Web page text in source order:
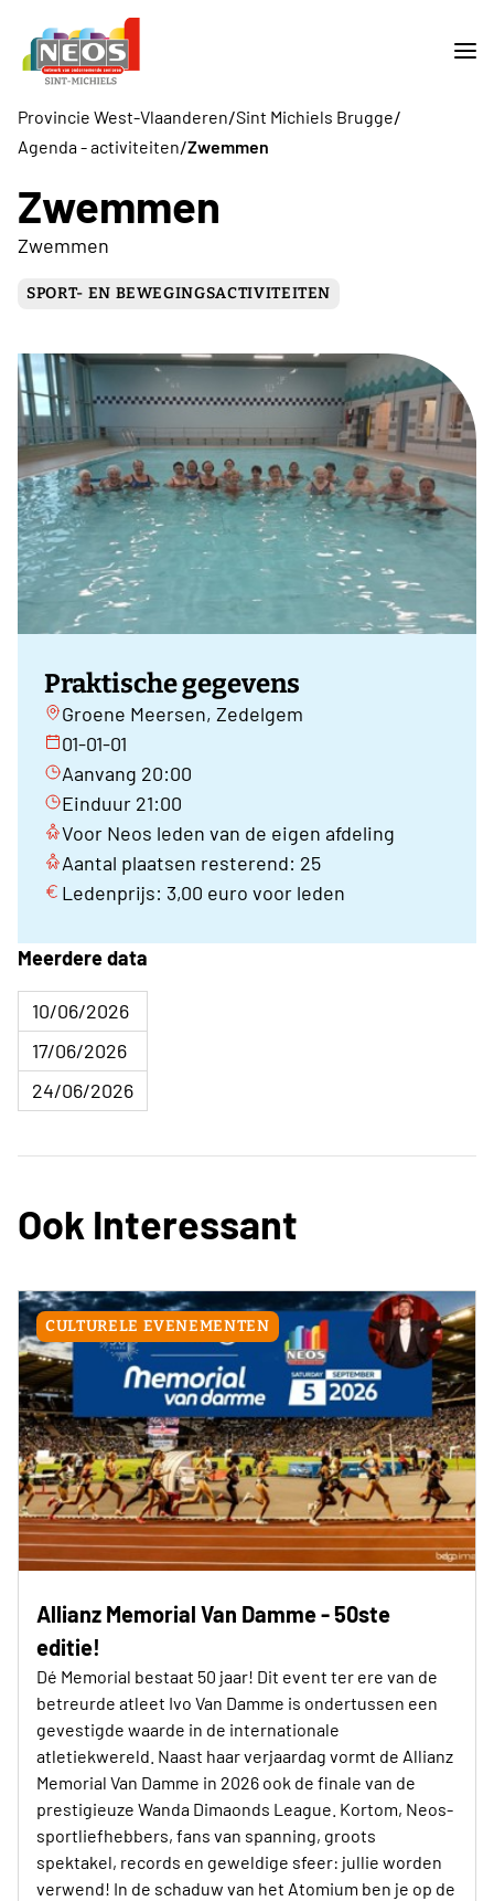
Provincie West-Vlaanderen/Sint Michiels Brugge/
Agenda - activiteiten/Zwemmen
Zwemmen
Zwemmen
SPORT- EN BEWEGINGSACTIVITEITEN
Praktische gegevens
Groene Meersen, Zedelgem
01-01-01
Aanvang 20:00
Einduur 21:00
Voor Neos leden van de eigen afdeling
Aantal plaatsen resterend: 25
Ledenprijs: 3,00 euro voor leden
Meerdere data
10/06/2026
17/06/2026
24/06/2026
Ook Interessant
CULTURELE EVENEMENTEN
Allianz Memorial Van Damme - 50ste
editie!
Dé Memorial bestaat 50 jaar! Dit event ter ere van de
betreurde atleet Ivo Van Damme is ondertussen een
gevestigde waarde in de internationale
atletiekwereld. Naast haar verjaardag vormt de Allianz
Memorial Van Damme in 2026 ook de finale van de
prestigieuze Wanda Dimaonds League. Kortom, Neos-
sportliefhebbers, fans van spanning, groots
spektakel, records en geweldige sfeer: jullie worden
verwend! In de schaduw van het Atomium ben je op de